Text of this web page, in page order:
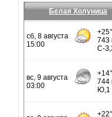
Белая Холуница